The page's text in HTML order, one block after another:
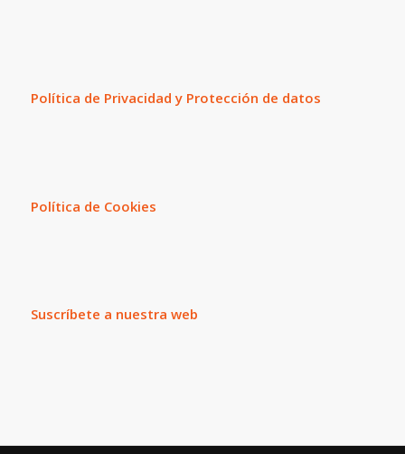
Política de Privacidad y Protección de datos
Política de Cookies
Suscríbete a nuestra web